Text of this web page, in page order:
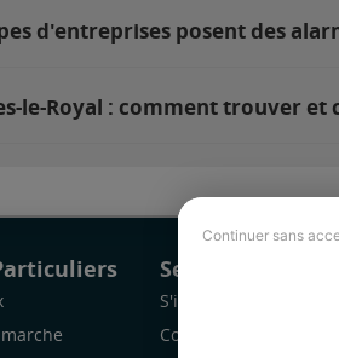
Continuer sans
d'entreprises posent des
le-Royal : comment trouver
Services Pro
S'inscrire
Comment ça marche